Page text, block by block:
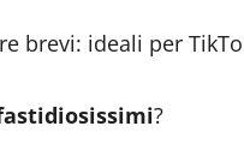
brevi: ideali per
?